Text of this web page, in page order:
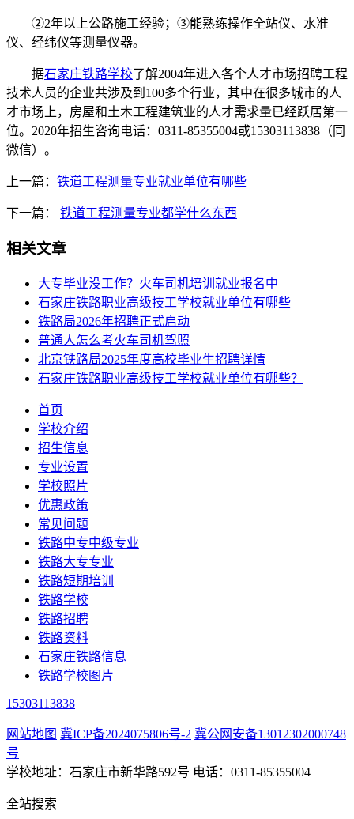
②2年以上公路施工经验；③能熟练操作全站仪、水准
仪、经纬仪等测量仪器。
据石家庄铁路学校了解2004年进入各个人才市场招聘工程
技术人员的企业共涉及到100多个行业，其中在很多城市的人
才市场上，房屋和土木工程建筑业的人才需求量已经跃居第一
位。2020年招生咨询电话：0311-85355004或15303113838（同
微信）。
上一篇： 铁道工程测量专业就业单位有哪些
下一篇： 铁道工程测量专业都学什么东西
相关文章
大专毕业没工作？火车司机培训就业报名中
石家庄铁路职业高级技工学校就业单位有哪些
铁路局2026年招聘正式启动
普通人怎么考火车司机驾照
北京铁路局2025年度高校毕业生招聘详情
石家庄铁路职业高级技工学校就业单位有哪些？
首页
学校介绍
招生信息
专业设置
学校照片
优惠政策
常见问题
铁路中专中级专业
铁路大专专业
铁路短期培训
铁路学校
铁路招聘
铁路资料
石家庄铁路信息
铁路学校图片
15303113838
网站地图 冀ICP备2024075806号-2 冀公网安备13012302000748
号
学校地址：石家庄市新华路592号 电话：0311-85355004
全站搜索